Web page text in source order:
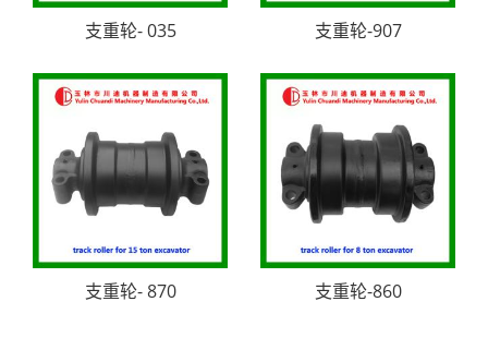
支重轮- 035 支重轮-907
支重轮- 870 支重轮-860